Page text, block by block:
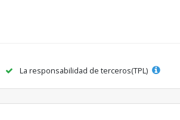
La responsabilidad de terceros(TPL)